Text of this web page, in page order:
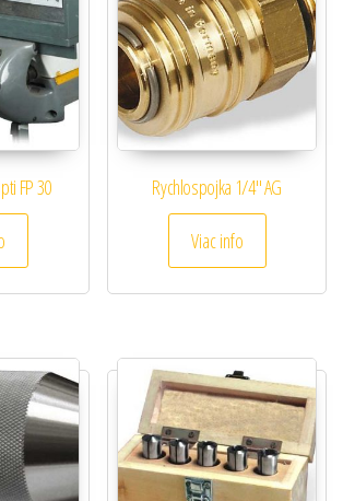
FP 30 Rychlospojka 1/4″ AG
Viac info